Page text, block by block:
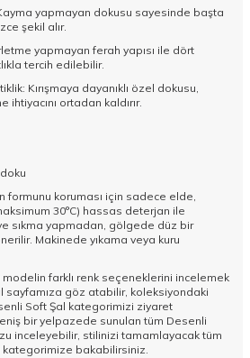
yapmayan dokusu sayesinde başta
şekil alır.
yapmayan ferah yapısı ile dört
tercih edilebilir.
Kırışmaya dayanıklı özel dokusu,
ortadan kaldırır.
formunu koruması için sadece elde,
30°C) hassas deterjan ile
sıkma yapmadan, gölgede düz bir
Makinede yıkama veya kuru
farklı renk seçeneklerini incelemek
sayfamıza göz atabilir, koleksiyondaki
Soft Şal kategorimizi ziyaret
bir yelpazede sunulan tüm Desenli
inceleyebilir, stilinizi tamamlayacak tüm
bakabilirsiniz.